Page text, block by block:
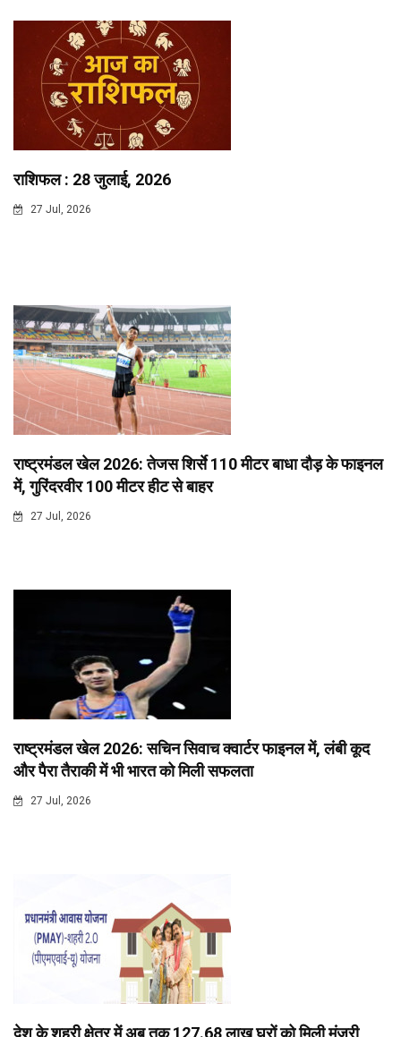
राशिफल : 28 जुलाई, 2026
27 Jul, 2026
राष्ट्रमंडल खेल 2026: तेजस शिर्से 110 मीटर बाधा दौड़ के फाइनल
में, गुरिंदरवीर 100 मीटर हीट से बाहर
27 Jul, 2026
राष्ट्रमंडल खेल 2026: सचिन सिवाच क्वार्टर फाइनल में, लंबी कूद
और पैरा तैराकी में भी भारत को मिली सफलता
27 Jul, 2026
देश के शहरी क्षेत्र में अब तक 127.68 लाख घरों को मिली मंजूरी,